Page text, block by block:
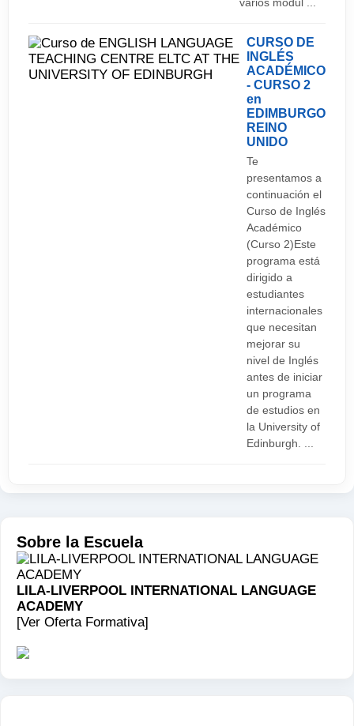
coctelerías hasta cordiales pubs donde sirven
real ale (la cerveza tradicional auténtica).
También hay un popular barrio gay, así como
abundantes bares y discotecas por toda la región,
desde el centro de Liverpool hasta Hoylake en la
península de Wirral, pasando por Lord Street en
CURSO DE
INGLÉS
ACADÉMICO
- CURSO 2
en
EDIMBURGO
REINO
UNIDO
Te
presentamos a
continuación el
Curso de Inglés
Académico
(Curso 2)Este
programa está
dirigido a
estudiantes
internacionales
que necesitan
mejorar su
nivel de Inglés
antes de iniciar
un programa
de estudios en
la University of
Edinburgh. ...
Sobre la Escuela
LILA-LIVERPOOL INTERNATIONAL LANGUAGE
ACADEMY
[Ver Oferta Formativa]